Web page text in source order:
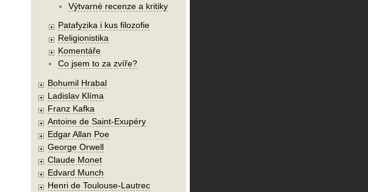
Výtvarné recenze a kritiky
Patafyzika i kus filozofie
Religionistika
Komentáře
Co jsem to za zvíře?
Bohumil Hrabal
Ladislav Klíma
Franz Kafka
Antoine de Saint-Exupéry
Edgar Allan Poe
George Orwell
Claude Monet
Edvard Munch
Henri de Toulouse-Lautrec